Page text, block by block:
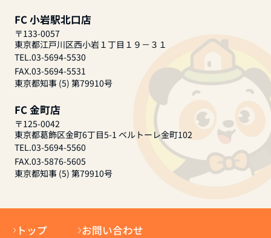
FC 小岩駅北口店
〒133-0057
東京都江戸川区西小岩１丁目１９－３１
TEL.03-5694-5530
FAX.03-5694-5531
東京都知事 (5) 第79910号
FC 金町店
〒125-0042
東京都葛飾区金町6丁目5-1 ベルトーレ金町102
TEL.03-5694-5560
FAX.03-5876-5605
東京都知事 (5) 第79910号
トップ お問い合わせ